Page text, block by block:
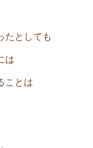
たとしても
は
ことは